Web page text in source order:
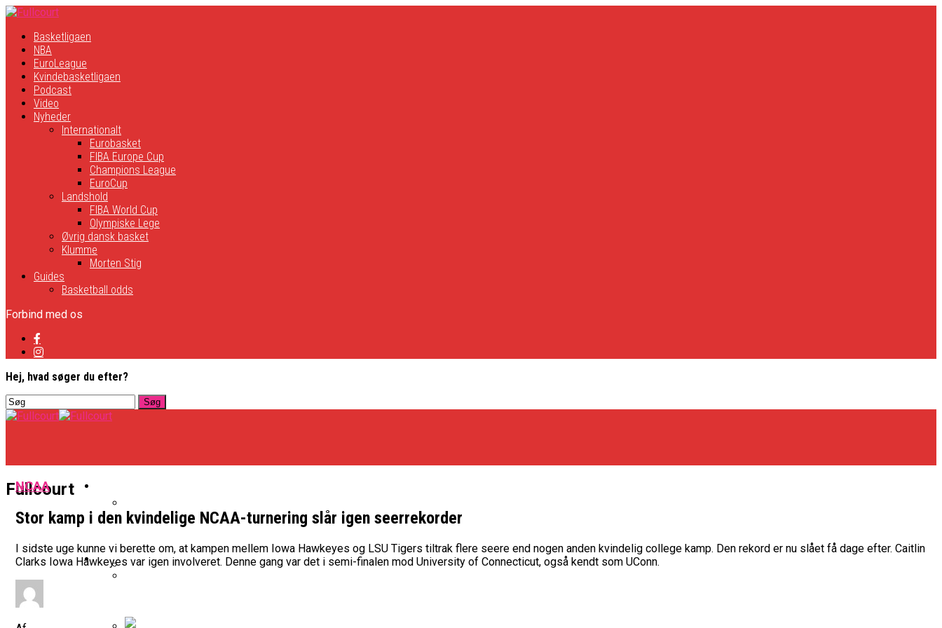
Basketligaen
NBA
EuroLeague
Kvindebasketligaen
Podcast
Video
Nyheder
Internationalt
Eurobasket
FIBA Europe Cup
Champions League
EuroCup
Landshold
FIBA World Cup
Olympiske Lege
Øvrig dansk basket
Klumme
Morten Stig
Guides
Basketball odds
Forbind med os
Hej, hvad søger du efter?
Fullcourt
Officielt: Vejen Gafler Dansker Hos Rabbits
NBA
NCAA
Stor kamp i den kvindelige NCAA-turnering slår igen seerrekorder
I sidste uge kunne vi berette om, at kampen mellem Iowa Hawkeyes og LSU Tigers tiltrak flere seere end nogen anden kvindelig college kamp. Den rekord er nu slået få dage efter. Caitlin
Clarks Iowa Hawkeyes var igen involveret. Denne gang var det i semi-finalen mod University of Connecticut, også kendt som UConn.